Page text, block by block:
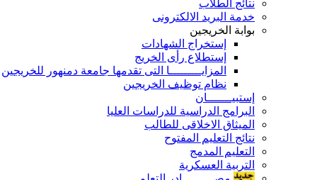
نتائج الطلاب
خدمة البريد الالكترونى
بوابة الخريجين
إستخراج الشهادات
إستطلاع رأى الخريج
المزايـــــــــا التى تقدمها جامعة دمنهور للخريجين
نظام توظيف الخريجين
إستبيـــــــان
البرامج الدراسية للدراسات العليا
الميثاق الاخلاقى للطالب
نتائج التعليم المفتوح
التعليم المدمج
التربية العسكرية